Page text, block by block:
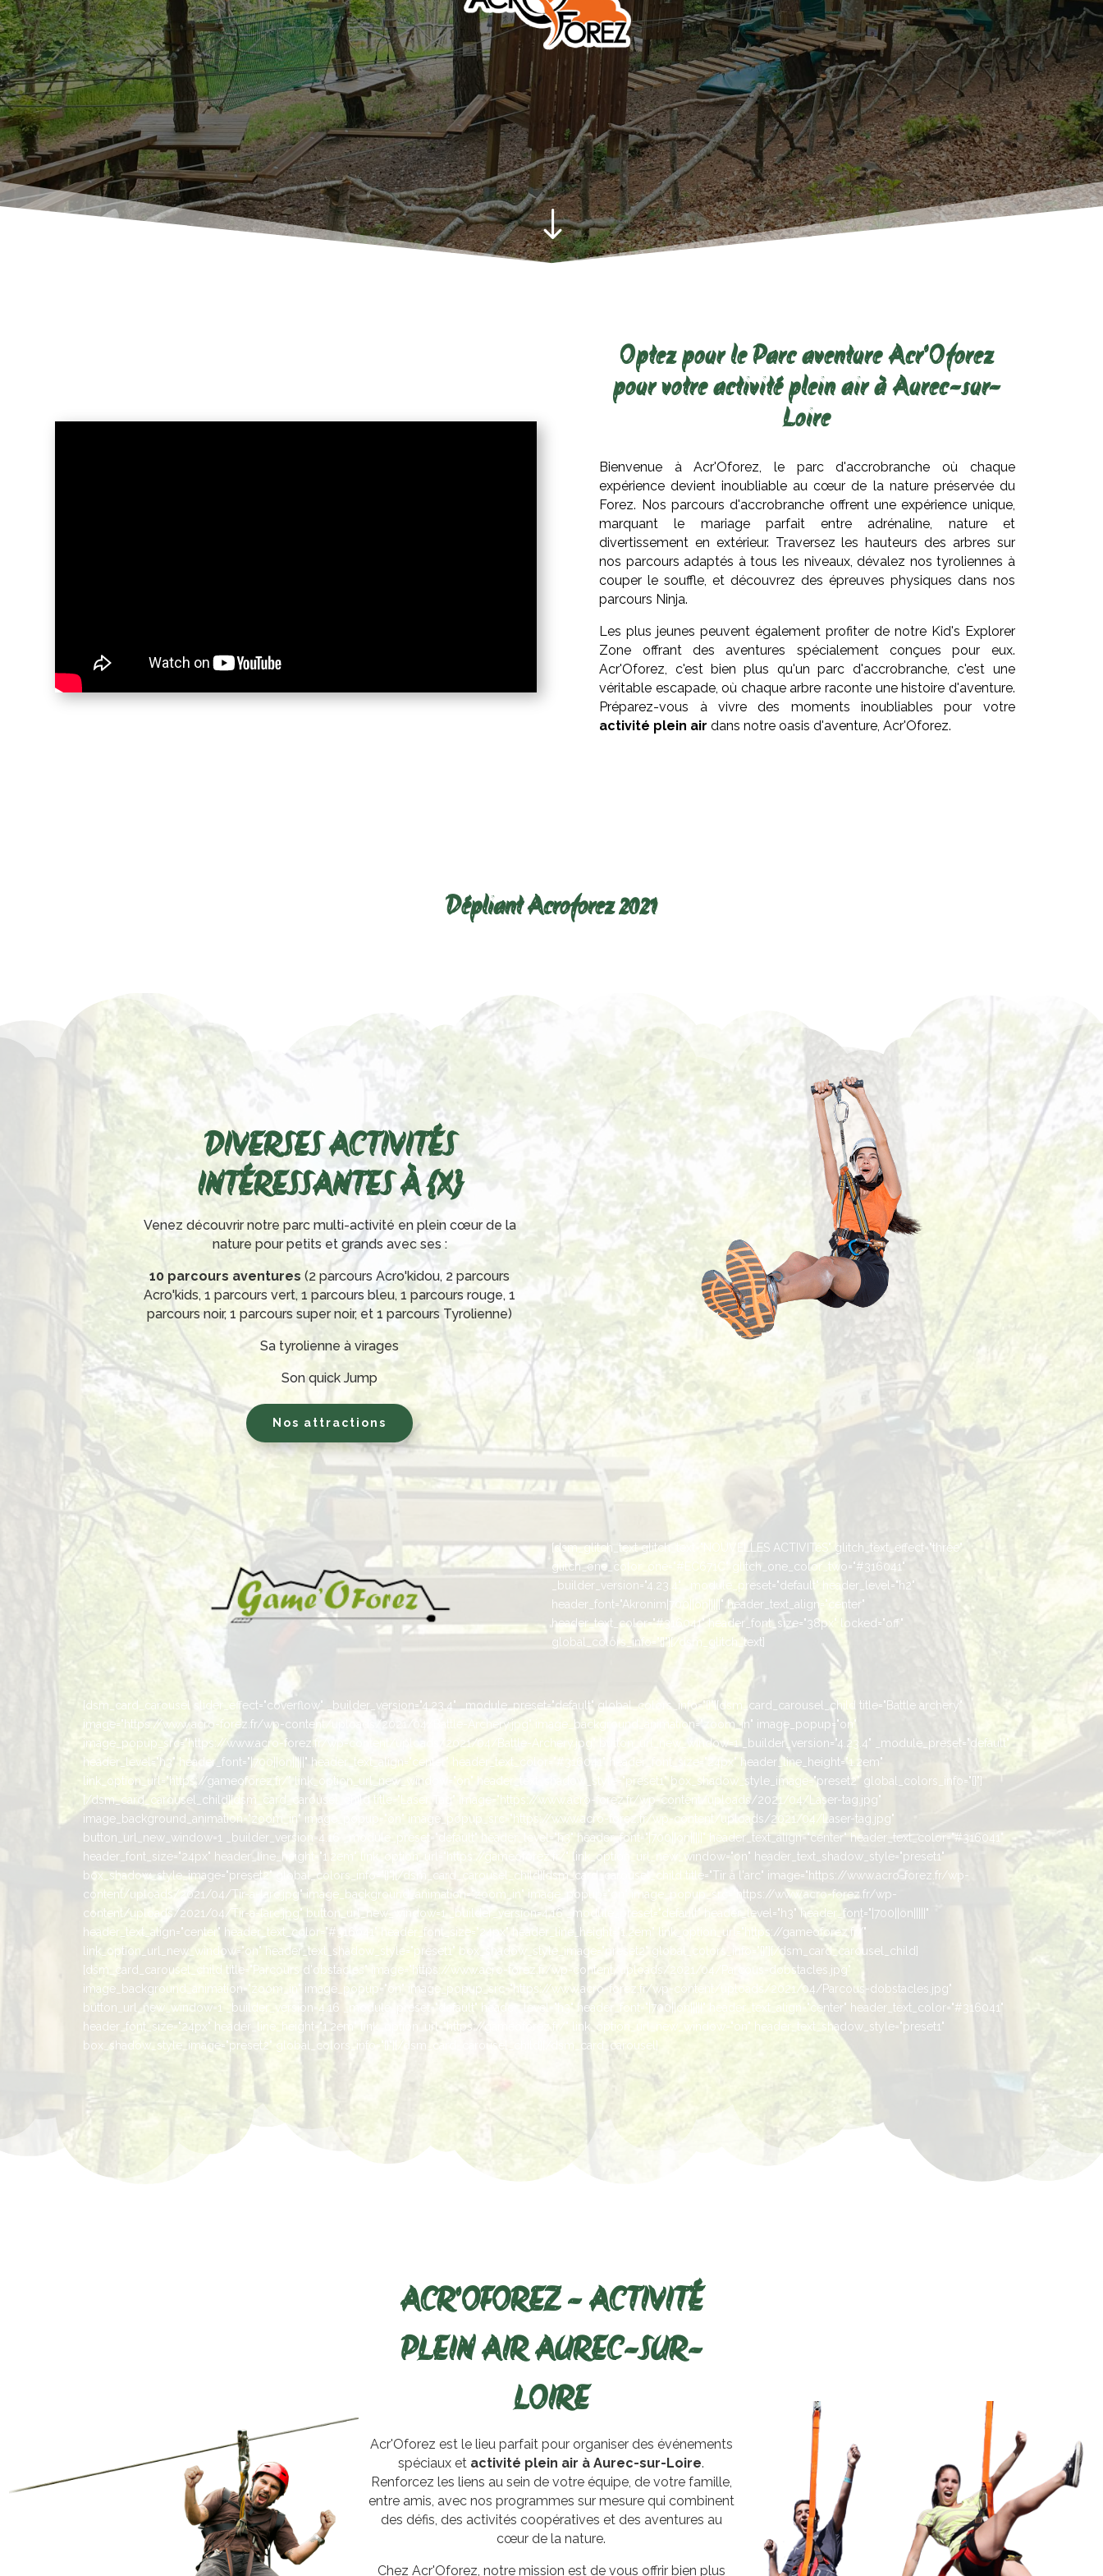
"
Optez pour le Parc aventure Acr'Oforez
pour votre activité plein air à Aurec-sur-
Loire
Bienvenue à Acr'Oforez, le parc d'accrobranche où chaque
expérience devient inoubliable au cœur de la nature préservée du
Forez. Nos parcours d'accrobranche offrent une expérience unique,
marquant le mariage parfait entre adrénaline, nature et
divertissement en extérieur. Traversez les hauteurs des arbres sur
nos parcours adaptés à tous les niveaux, dévalez nos tyroliennes à
couper le souffle, et découvrez des épreuves physiques dans nos
parcours Ninja.
Les plus jeunes peuvent également profiter de notre Kid's Explorer
Zone offrant des aventures spécialement conçues pour eux.
Acr'Oforez, c'est bien plus qu'un parc d'accrobranche, c'est une
véritable escapade, où chaque arbre raconte une histoire d'aventure.
Préparez-vous à vivre des moments inoubliables pour votre
activité plein air dans notre oasis d'aventure, Acr'Oforez.
Dépliant Acroforez 2021
DIVERSES ACTIVITÉS
INTÉRESSANTES À {X}
Venez découvrir notre parc multi-activité en plein cœur de la
nature pour petits et grands avec ses :
10 parcours aventures(2 parcours Acro'kidou, 2 parcours
Acro'kids, 1 parcours vert, 1 parcours bleu, 1 parcours rouge, 1
parcours noir, 1 parcours super noir, et 1 parcours Tyrolienne)
Sa tyrolienne à virages
Son quick Jump
Nos attractions
[dsm_glitch_text glitch_text="NOUVELLES ACTIVITéS" glitch_text_effect="three"
glitch_one_color_one="#EC671C" glitch_one_color_two="#316041"
_builder_version="4.23.4" _module_preset="default" header_level="h2"
header_font="Akronim|700||on|||||" header_text_align="center"
header_text_color="#316041" header_font_size="38px" locked="off"
global_colors_info="{}"][/dsm_glitch_text]
[dsm_card_carousel slider_effect="coverflow" _builder_version="4.23.4" _module_preset="default" global_colors_info="{}"][dsm_card_carousel_child title="Battle archery"
image="https://www.acro-forez.fr/wp-content/uploads/2021/04/Battle-Archery.jpg" image_background_animation="zoom_in" image_popup="on"
image_popup_src="https://www.acro-forez.fr/wp-content/uploads/2021/04/Battle-Archery.jpg" button_url_new_window=1 _builder_version="4.23.4" _module_preset="default"
header_level="h3" header_font="|700||on|||||" header_text_align="center" header_text_color="#316041" header_font_size="24px" header_line_height="1.2em"
link_option_url="https://gameoforez.fr/" link_option_url_new_window="on" header_text_shadow_style="preset1" box_shadow_style_image="preset2" global_colors_info="{}"]
[/dsm_card_carousel_child][dsm_card_carousel_child title="Laser Tag" image="https://www.acro-forez.fr/wp-content/uploads/2021/04/Laser-tag.jpg"
image_background_animation="zoom_in" image_popup="on" image_popup_src="https://www.acro-forez.fr/wp-content/uploads/2021/04/Laser-tag.jpg"
button_url_new_window=1 _builder_version=4.16 _module_preset="default" header_level="h3" header_font="|700||on|||||" header_text_align="center" header_text_color="#316041"
header_font_size="24px" header_line_height="1.2em" link_option_url="https://gameoforez.fr/" link_option_url_new_window="on" header_text_shadow_style="preset1"
box_shadow_style_image="preset2" global_colors_info="{}"][/dsm_card_carousel_child][dsm_card_carousel_child title="Tir à l'arc" image="https://www.acro-forez.fr/wp-
content/uploads/2021/04/Tir-a-larc.jpg" image_background_animation="zoom_in" image_popup="on" image_popup_src="https://www.acro-forez.fr/wp-
content/uploads/2021/04/Tir-a-larc.jpg" button_url_new_window=1 _builder_version=4.16 _module_preset="default" header_level="h3" header_font="|700||on|||||"
header_text_align="center" header_text_color="#316041" header_font_size="24px" header_line_height="1.2em" link_option_url="https://gameoforez.fr/"
link_option_url_new_window="on" header_text_shadow_style="preset1" box_shadow_style_image="preset2" global_colors_info="{}"][/dsm_card_carousel_child]
[dsm_card_carousel_child title="Parcours d'obstacles" image="https://www.acro-forez.fr/wp-content/uploads/2021/04/Parcous-dobstacles.jpg"
image_background_animation="zoom_in" image_popup="on" image_popup_src="https://www.acro-forez.fr/wp-content/uploads/2021/04/Parcous-dobstacles.jpg"
button_url_new_window=1 _builder_version=4.16 _module_preset="default" header_level="h3" header_font="|700||on|||||" header_text_align="center" header_text_color="#316041"
header_font_size="24px" header_line_height="1.2em" link_option_url="https://gameoforez.fr/" link_option_url_new_window="on" header_text_shadow_style="preset1"
box_shadow_style_image="preset2" global_colors_info="{}"][/dsm_card_carousel_child][/dsm_card_carousel]
ACR'OFOREZ - ACTIVITÉ
PLEIN AIR AUREC-SUR-
LOIRE
Acr'Oforez est le lieu parfait pour organiser des événements
spéciaux et activité plein air à Aurec-sur-Loire.
Renforcez les liens au sein de votre équipe, de votre famille,
entre amis, avec nos programmes sur mesure qui combinent
des défis, des activités coopératives et des aventures au
cœur de la nature.
Chez Acr'Oforez, notre mission est de vous offrir bien plus